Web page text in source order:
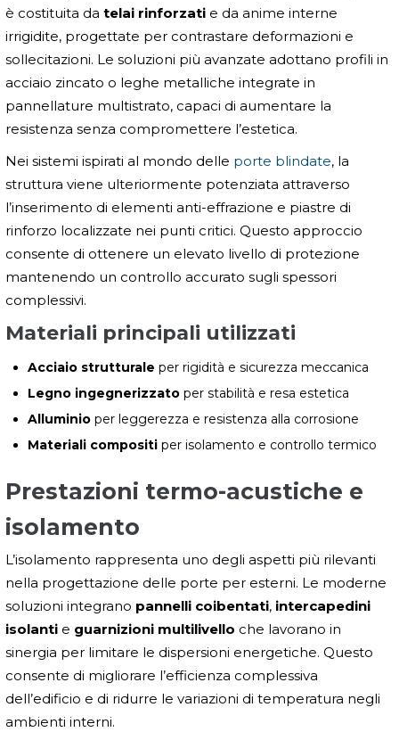
è costituita da telai rinforzati e da anime interne
irrigidite, progettate per contrastare deformazioni e
sollecitazioni. Le soluzioni più avanzate adottano profili in
acciaio zincato o leghe metalliche integrate in
pannellature multistrato, capaci di aumentare la
resistenza senza compromettere l’estetica.
Nei sistemi ispirati al mondo delle porte blindate, la
struttura viene ulteriormente potenziata attraverso
l’inserimento di elementi anti-effrazione e piastre di
rinforzo localizzate nei punti critici. Questo approccio
consente di ottenere un elevato livello di protezione
mantenendo un controllo accurato sugli spessori
complessivi.
Materiali principali utilizzati
Acciaio strutturale per rigidità e sicurezza meccanica
Legno ingegnerizzato per stabilità e resa estetica
Alluminio per leggerezza e resistenza alla corrosione
Materiali compositi per isolamento e controllo termico
Prestazioni termo-acustiche e
isolamento
L’isolamento rappresenta uno degli aspetti più rilevanti
nella progettazione delle porte per esterni. Le moderne
soluzioni integrano pannelli coibentati, intercapedini
isolanti e guarnizioni multilivello che lavorano in
sinergia per limitare le dispersioni energetiche. Questo
consente di migliorare l’efficienza complessiva
dell’edificio e di ridurre le variazioni di temperatura negli
ambienti interni.